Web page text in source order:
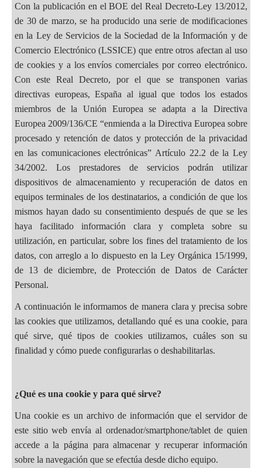
Con la publicación en el BOE del Real Decreto-Ley 13/2012,
de 30 de marzo, se ha producido una serie de modificaciones
en la Ley de Servicios de la Sociedad de la Información y de
Comercio Electrónico (LSSICE) que entre otros afectan al uso
de cookies y a los envíos comerciales por correo electrónico.
Con este Real Decreto, por el que se transponen varias
directivas europeas, España al igual que todos los estados
miembros de la Unión Europea se adapta a la Directiva
Europea 2009/136/CE “enmienda a la Directiva Europea sobre
procesado y retención de datos y protección de la privacidad
en las comunicaciones electrónicas” Artículo 22.2 de la Ley
34/2002. Los prestadores de servicios podrán utilizar
dispositivos de almacenamiento y recuperación de datos en
equipos terminales de los destinatarios, a condición de que los
mismos hayan dado su consentimiento después de que se les
haya facilitado información clara y completa sobre su
utilización, en particular, sobre los fines del tratamiento de los
datos, con arreglo a lo dispuesto en la Ley Orgánica 15/1999,
de 13 de diciembre, de Protección de Datos de Carácter
Personal.
A continuación le informamos de manera clara y precisa sobre
las cookies que utilizamos, detallando qué es una cookie, para
qué sirve, qué tipos de cookies utilizamos, cuáles son su
finalidad y cómo puede configurarlas o deshabilitarlas.
¿Qué es una cookie y para qué sirve?
Una cookie es un archivo de información que el servidor de
este sitio web envía al ordenador/smartphone/tablet de quien
accede a la página para almacenar y recuperar información
sobre la navegación que se efectúa desde dicho equipo.